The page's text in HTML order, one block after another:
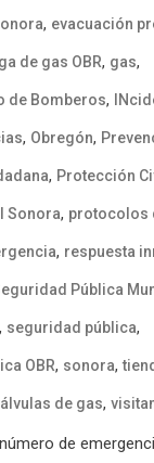
, evacuación
de gas OBR, gas,
de Bomberos,
, Obregón,
, Protección
Sonora, protocolos
, respuesta
Pública
, seguridad pública,
OBR, sonora,
de gas,
de